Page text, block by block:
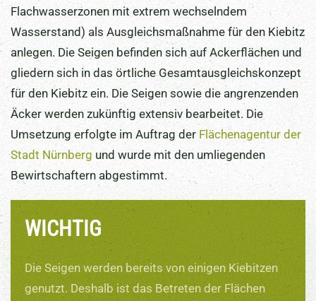
Flachwasserzonen mit extrem wechselndem
Wasserstand) als Ausgleichsmaßnahme für den Kiebitz
anlegen. Die Seigen befinden sich auf Ackerflächen und
gliedern sich in das örtliche Gesamtausgleichskonzept
für den Kiebitz ein. Die Seigen sowie die angrenzenden
Äcker werden zukünftig extensiv bearbeitet. Die
Umsetzung erfolgte im Auftrag der Flächenagentur der
Stadt Nürnberg und wurde mit den umliegenden
Bewirtschaftern abgestimmt.
WICHTIG
Die Seigen werden bereits von einigen Kiebitzen
genutzt. Deshalb ist das Betreten der Flächen